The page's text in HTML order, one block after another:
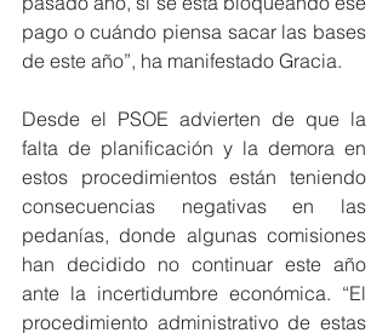
pago o cuándo piensa sacar las bases
de este año”, ha manifestado Gracia.
Desde el PSOE advierten de que la
falta de planificación y la demora en
estos procedimientos están teniendo
consecuencias negativas en las
pedanías, donde algunas comisiones
han decidido no continuar este año
ante la incertidumbre económica. “El
procedimiento administrativo de estas